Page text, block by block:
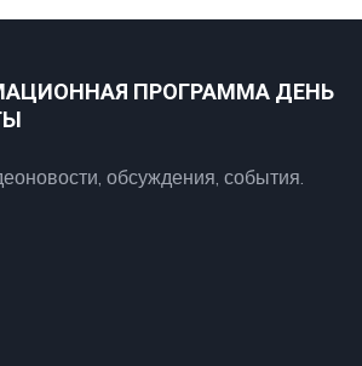
ПРОГРАММА ДЕНЬ
обсуждения, события.